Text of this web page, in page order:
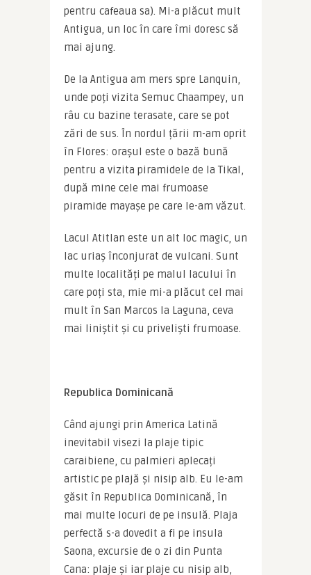
pentru cafeaua sa). Mi-a plăcut mult
Antigua, un loc în care îmi doresc să
mai ajung.
De la Antigua am mers spre Lanquin,
unde poți vizita Semuc Chaampey, un
râu cu bazine terasate, care se pot
zări de sus. În nordul țării m-am oprit
în Flores: orașul este o bază bună
pentru a vizita piramidele de la Tikal,
după mine cele mai frumoase
piramide mayașe pe care le-am văzut.
Lacul Atitlan este un alt loc magic, un
lac uriaș înconjurat de vulcani. Sunt
multe localități pe malul lacului în
care poți sta, mie mi-a plăcut cel mai
mult în San Marcos la Laguna, ceva
mai liniștit și cu priveliști frumoase.
Republica Dominicană
Când ajungi prin America Latină
inevitabil visezi la plaje tipic
caraibiene, cu palmieri aplecați
artistic pe plajă și nisip alb. Eu le-am
găsit în Republica Dominicană, în
mai multe locuri de pe insulă. Plaja
perfectă s-a dovedit a fi pe insula
Saona, excursie de o zi din Punta
Cana: plaje și iar plaje cu nisip alb,